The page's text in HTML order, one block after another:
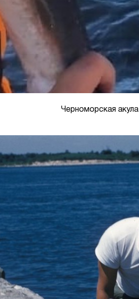
Черноморская